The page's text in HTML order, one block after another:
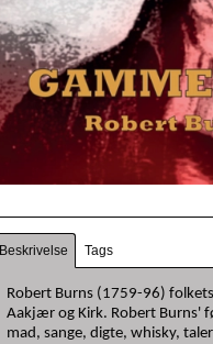
Beskrivelse Tags
Robert Burns (1759-96)
Aakjær og Kirk. Robert Burns'
mad, sange, digte, whisky,